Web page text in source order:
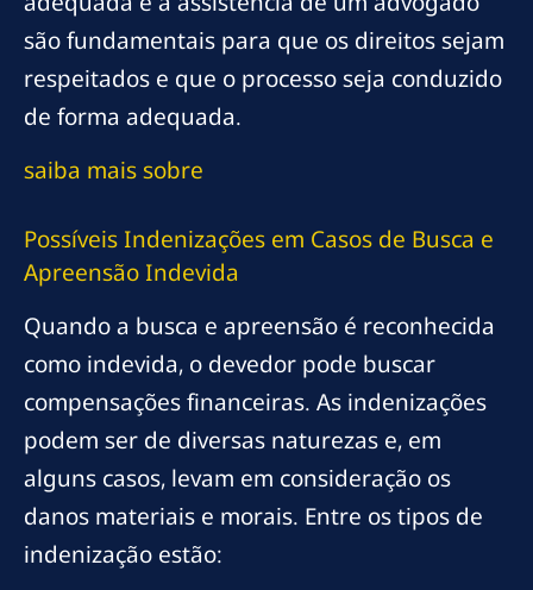
são fundamentais para que os direitos sejam
respeitados e que o processo seja conduzido
de forma adequada.
saiba mais sobre
Possíveis Indenizações em Casos de Busca e
Apreensão Indevida
Quando a busca e apreensão é reconhecida
como indevida, o devedor pode buscar
compensações financeiras. As indenizações
podem ser de diversas naturezas e, em
alguns casos, levam em consideração os
danos materiais e morais. Entre os tipos de
indenização estão: